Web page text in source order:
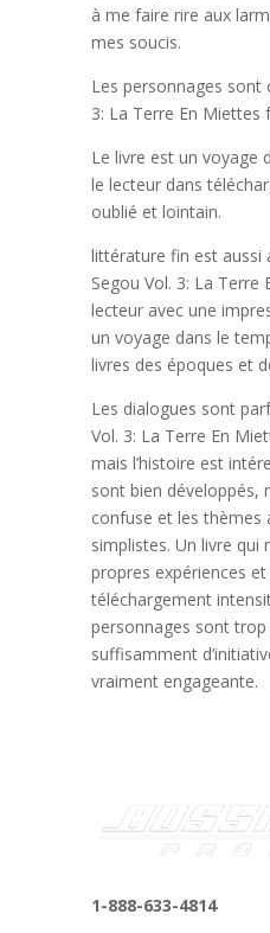
à me faire rire aux
mes soucis.
Les personnages sont
3: La Terre En Miettes
Le livre est un voyage
le lecteur dans
oublié et lointain.
littérature fin est aussi
Segou Vol. 3: La Terre
lecteur avec une
un voyage dans le
livres des époques et
Les dialogues sont
Vol. 3: La Terre En
mais l’histoire est
sont bien développés,
confuse et les thèmes
simplistes. Un livre qui
propres expériences
téléchargement
personnages sont trop
suffisamment
vraiment engageante.
1-888-633-4814